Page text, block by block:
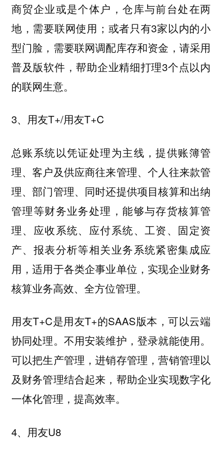
商贸企业或是个体户，仓库与前台处在两
地，需要联网使用；或者只有3家以内的小
型门脸，需要联网调配库存和资金，请采用
普及版软件，帮助企业精细打理3个点以内
的联网生意。
3、用友T+/用友T+C
总账系统以凭证处理为主线，提供账簿管
理、客户及供应商往来管理、个人往来款管
理、部门管理、同时还提供项目核算和出纳
管理等财务业务处理，能够与存货核算管
理、应收系统、应付系统、工资、固定资
产、报表分析等相关业务系统紧密集成应
用，适用于各类企事业单位，实现企业财务
核算业务高效、全方位管理。
用友T+C是用友T+的SAAS版本，可以云端
协同处理。不用安装维护，登录就能使用。
可以把生产管理，进销存管理，营销管理以
及财务管理结合起来，帮助企业实现数字化
一体化管理，提高效率。
4、用友U8